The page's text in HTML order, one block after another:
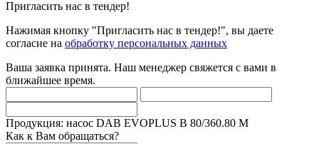
Пригласить нас в тендер!
Нажимая кнопку "Пригласить нас в тендер!", вы даете
согласие на обработку персональных данных
Ваша заявка принята. Наш менеджер свяжется с вами в
ближайшее время.
Продукция: насос DAB EVOPLUS B 80/360.80 M
Как к Вам обращаться?